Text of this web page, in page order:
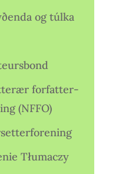
og túlka
forfatter-
(NFFO)
Tłumaczy